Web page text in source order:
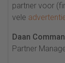
partner voor
vele
Daan
Partner